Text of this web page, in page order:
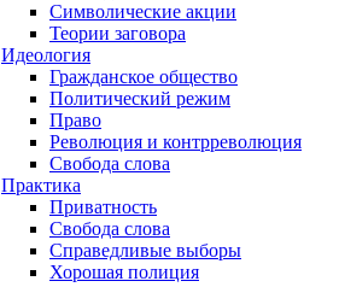
Символические акции
Теории заговора
Идеология
Гражданское общество
Политический режим
Право
Революция и контрреволюция
Свобода слова
Практика
Приватность
Свобода слова
Справедливые выборы
Хорошая полиция